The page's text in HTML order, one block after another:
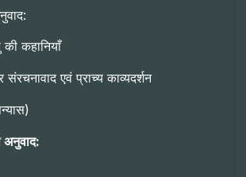
कहानियाँ
संरचनावाद एवं प्राच्य काव्यदर्शन
अनुवाद: